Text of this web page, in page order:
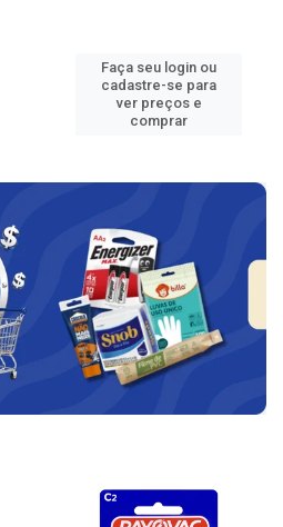
Faça seu login ou
cadastre-se para
ver preços e
comprar